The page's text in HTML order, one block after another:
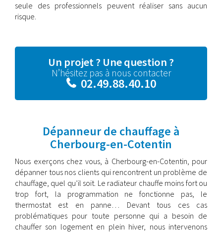
seule des professionnels peuvent réaliser sans aucun
risque.
Un projet ? Une question ?
N’hésitez pas à nous contacter
02.49.88.40.10
Dépanneur de chauffage à
Cherbourg-en-Cotentin
Nous exerçons chez vous, à Cherbourg-en-Cotentin, pour
dépanner tous nos clients qui rencontrent un problème de
chauffage, quel qu’il soit. Le radiateur chauffe moins fort ou
trop fort, la programmation ne fonctionne pas, le
thermostat est en panne… Devant tous ces cas
problématiques pour toute personne qui a besoin de
chauffer son logement en plein hiver, nous intervenons